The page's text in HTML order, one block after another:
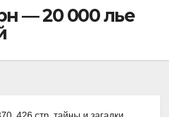
— 20 000 лье